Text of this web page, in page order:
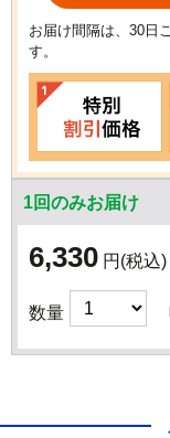
お届け間隔は、30日
す。
1回のみお届け
6,330 円 (税込)
数量